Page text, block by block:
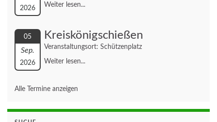
2026 Weiter lesen...
05
Sep.
2026
Kreiskönigschießen
Veranstaltungsort: Schützenplatz
Weiter lesen...
Alle Termine anzeigen